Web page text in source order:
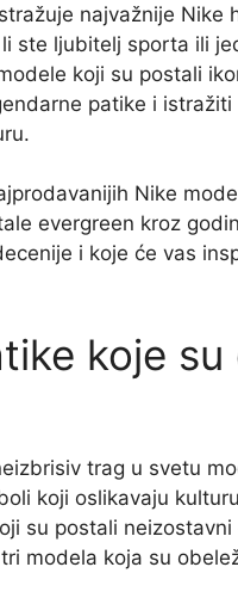
najvažnije Nike
ste ljubitelj sporta ili
koji su postali
patike i
Nike
evergreen kroz
i koje će vas
koje
trag u svetu
koji oslikavaju
su postali
modela koja su